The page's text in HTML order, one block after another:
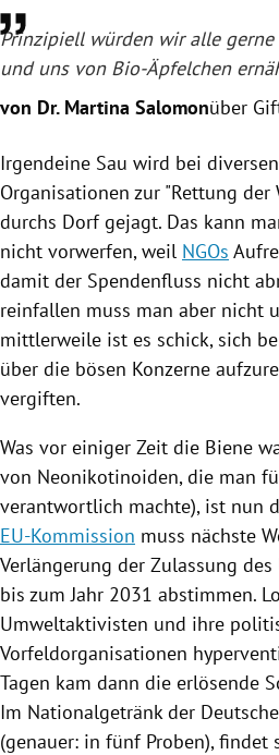
Untermenü
Untermenü
Untermenü
Untermenü
Untermenü
Untermenü
Untermenü
Prinzipiell würden wir alle gerne
und uns von Bio-Äpfelchen
von Dr. Martina Salomonüber
Irgendeine Sau wird bei
Organisationen zur "Rettung der
durchs Dorf gejagt. Das kann
nicht vorwerfen, weil NGOs
damit der Spendenfluss nicht
reinfallen muss man aber nicht
mittlerweile ist es schick, sich
über die bösen Konzerne
vergiften.
Was vor einiger Zeit die Biene
von Neonikotinoiden, die man
verantwortlich machte), ist nun
EU-Kommission muss nächste
Verlängerung der Zulassung
bis zum Jahr 2031 abstimmen.
Umweltaktivisten und ihre
Vorfeldorganisationen
Tagen kam dann die erlösende
Im Nationalgetränk der
(genauer: in fünf Proben), findet